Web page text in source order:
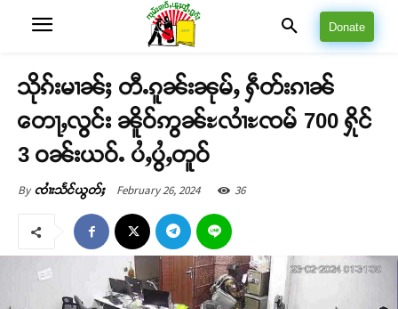
Donate
သိုၵ်းမၢၼ်ႈ တီႉၵူၼ်းၼုမ်ႇ ႁဵတ်းၵၢၼ်
တေႃႇလွင်း ၼိူဝ်ဢွၼ်ႊလၢႆႊၸမ် 700 ႁိုင်
3 ဝၼ်းယဝ်ႉ ပႆႇပွႆႇတူဝ်
By ၸၢႆးသႅင်ယွတ်ႈ February 26, 2024 36